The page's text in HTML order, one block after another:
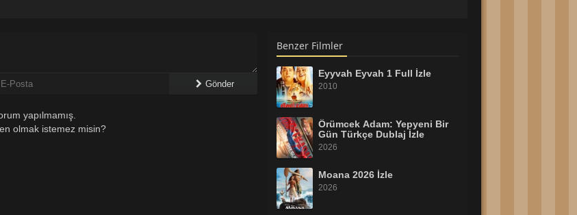
Gönder
yapılmamış.
olmak istemez misin?
Benzer Filmler
Eyyvah Eyvah 1 Full İzle
2010
Örümcek Adam: Yepyeni Bir
Gün Türkçe Dublaj İzle
2026
Moana 2026 İzle
2026